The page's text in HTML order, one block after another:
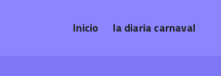
Inicio la diaria carnaval